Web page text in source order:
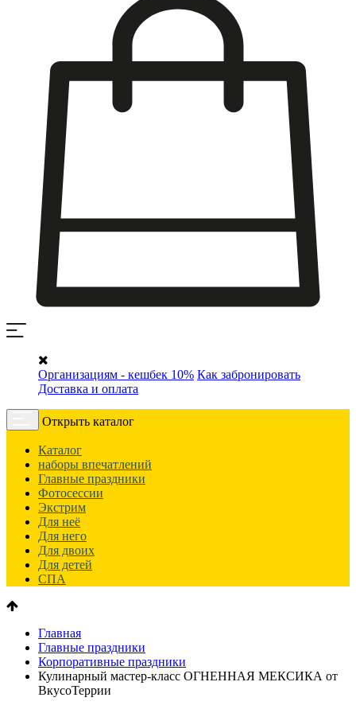
Организациям - кешбек 10% Как забронировать
Доставка и оплата
Открыть каталог
Каталог
наборы впечатлений
Главные праздники
Фотосессии
Экстрим
Для неё
Для него
Для двоих
Для детей
СПА
Главная
Главные праздники
Корпоративные праздники
Кулинарный мастер-класс ОГНЕННАЯ МЕКСИКА от
ВкусоТеррии